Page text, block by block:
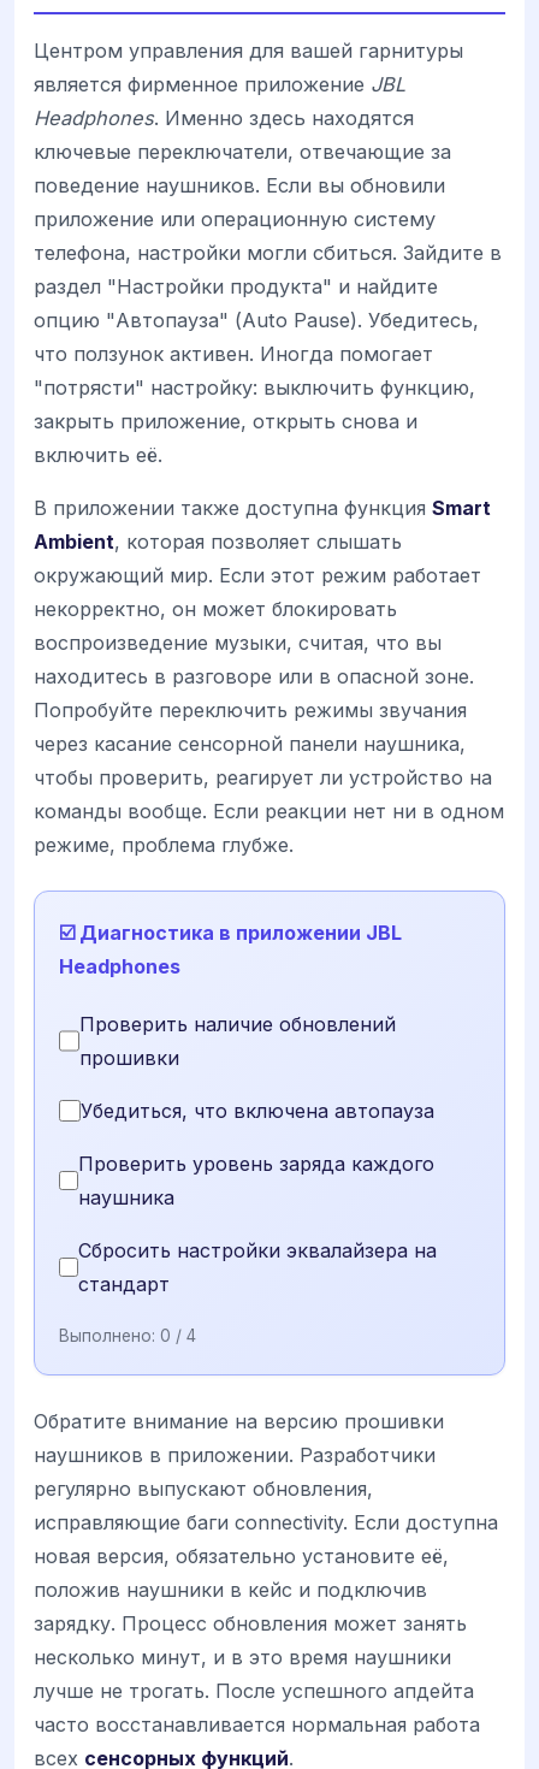
Центром управления для вашей гарнитуры
является фирменное приложение JBL
Headphones. Именно здесь находятся
ключевые переключатели, отвечающие за
поведение наушников. Если вы обновили
приложение или операционную систему
телефона, настройки могли сбиться. Зайдите в
раздел "Настройки продукта" и найдите
опцию "Автопауза" (Auto Pause). Убедитесь,
что ползунок активен. Иногда помогает
"потрясти" настройку: выключить функцию,
закрыть приложение, открыть снова и
включить её.
В приложении также доступна функция Smart
Ambient, которая позволяет слышать
окружающий мир. Если этот режим работает
некорректно, он может блокировать
воспроизведение музыки, считая, что вы
находитесь в разговоре или в опасной зоне.
Попробуйте переключить режимы звучания
через касание сенсорной панели наушника,
чтобы проверить, реагирует ли устройство на
команды вообще. Если реакции нет ни в одном
режиме, проблема глубже.
☑️ Диагностика в приложении JBL
Headphones
Проверить наличие обновлений
прошивки
Убедиться, что включена автопауза
Проверить уровень заряда каждого
наушника
Сбросить настройки эквалайзера на
стандарт
Выполнено: 0 / 4
Обратите внимание на версию прошивки
наушников в приложении. Разработчики
регулярно выпускают обновления,
исправляющие баги connectivity. Если доступна
новая версия, обязательно установите её,
положив наушники в кейс и подключив
зарядку. Процесс обновления может занять
несколько минут, и в это время наушники
лучше не трогать. После успешного апдейта
часто восстанавливается нормальная работа
всех сенсорных функций.